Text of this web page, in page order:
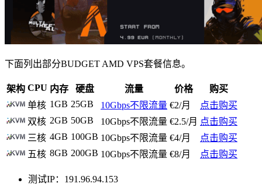
下面列出部分BUDGET AMD VPS套餐信息。
架构 CPU 内存 硬盘 流量 价格
购买
单核 1GB 25GB 10Gbps不限流量 €2/月
点击购买
双核 2GB 50GB 10Gbps不限流量 €2.5/月 点击购买
三核 4GB 100GB 10Gbps不限流量 €4/月
点击购买
五核 8GB 200GB 10Gbps不限流量 €8/月 点击购买
测试IP：191.96.94.153